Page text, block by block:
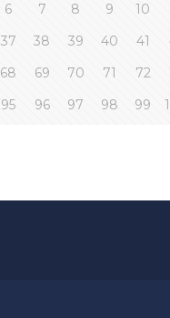
6 7 8 9 10
37 38 39 40 41
68 69 70 71 72
95 96 97 98 99